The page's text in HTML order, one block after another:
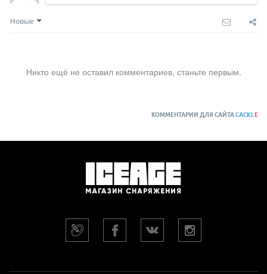
Новые
Никто ещё не оставил комментариев, станьте первым.
КОММЕНТАРИИ ДЛЯ САЙТАCACKLE